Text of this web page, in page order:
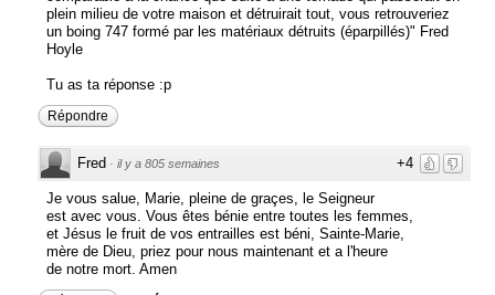
plein milieu de votre maison et détruirait tout, vous retrouveriez
un boing 747 formé par les matériaux détruits (éparpillés)" Fred
Hoyle
Tu as ta réponse :p
Répondre
+4
Fred · il y a 805 semaines
Je vous salue, Marie, pleine de graçes, le Seigneur
est avec vous. Vous êtes bénie entre toutes les femmes,
et Jésus le fruit de vos entrailles est béni, Sainte-Marie,
mère de Dieu, priez pour nous maintenant et a l'heure
de notre mort. Amen